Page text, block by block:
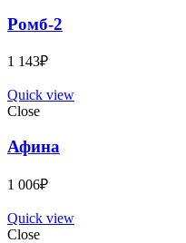
Ромб-2
1 143₽
Quick view
Close
Афина
1 006₽
Quick view
Close